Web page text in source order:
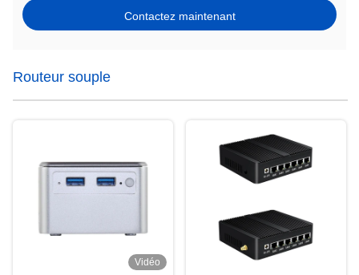
Contactez maintenant
Routeur souple
Vidéo